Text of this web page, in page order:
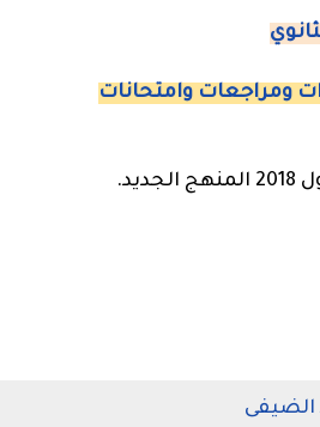
ومراجعات وامتحانات
الضيفى